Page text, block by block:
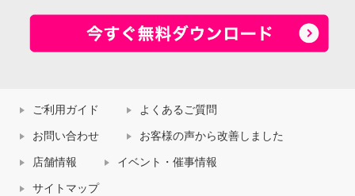
ご利用ガイド よくあるご質問
お問い合わせ お客様の声から改善しました
店舗情報 イベント・催事情報
サイトマップ